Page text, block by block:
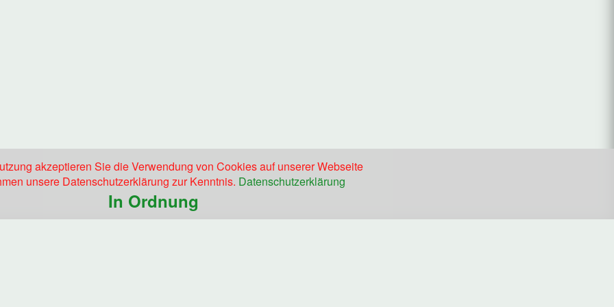
akzeptieren Sie die Verwendung von Cookies auf unserer Webseite
unsere Datenschutzerklärung zur Kenntnis. Datenschutzerklärung
In Ordnung